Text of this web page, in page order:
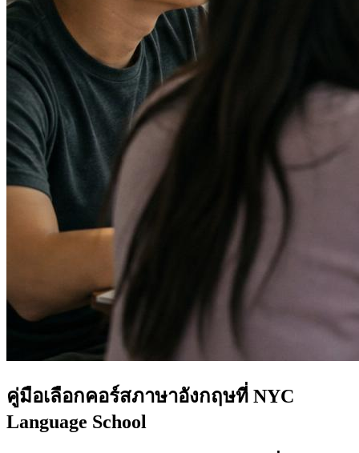
คู่มือเลือกคอร์สภาษาอังกฤษที่ NYC
Language School